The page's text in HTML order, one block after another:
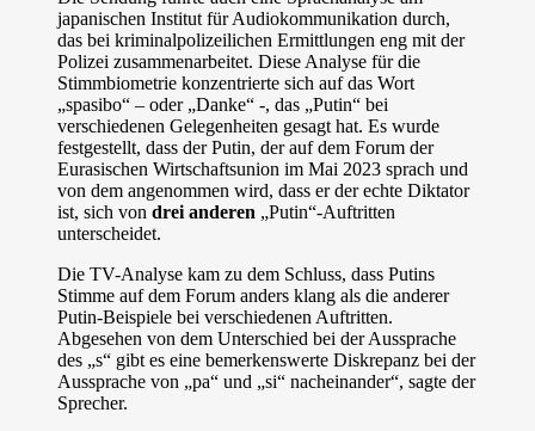
japanischen Institut für Audiokommunikation durch,
das bei kriminalpolizeilichen Ermittlungen eng mit der
Polizei zusammenarbeitet. Diese Analyse für die
Stimmbiometrie konzentrierte sich auf das Wort
„spasibo“ – oder „Danke“ -, das „Putin“ bei
verschiedenen Gelegenheiten gesagt hat. Es wurde
festgestellt, dass der Putin, der auf dem Forum der
Eurasischen Wirtschaftsunion im Mai 2023 sprach und
von dem angenommen wird, dass er der echte Diktator
ist, sich von drei anderen „Putin“-Auftritten
unterscheidet.
Die TV-Analyse kam zu dem Schluss, dass Putins
Stimme auf dem Forum anders klang als die anderer
Putin-Beispiele bei verschiedenen Auftritten.
Abgesehen von dem Unterschied bei der Aussprache
des „s“ gibt es eine bemerkenswerte Diskrepanz bei der
Aussprache von „pa“ und „si“ nacheinander“, sagte der
Sprecher.